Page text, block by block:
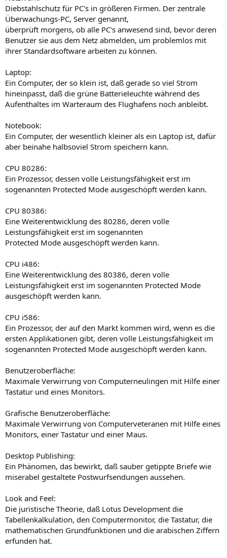
Diebstahlschutz für PC's in größeren Firmen. Der zentrale
Überwachungs-PC, Server genannt,
überprüft morgens, ob alle PC's anwesend sind, bevor deren
Benutzer sie aus dem Netz abmelden, um problemlos mit
ihrer Standardsoftware arbeiten zu können.
Laptop:
Ein Computer, der so klein ist, daß gerade so viel Strom
hineinpasst, daß die grüne Batterieleuchte während des
Aufenthaltes im Warteraum des Flughafens noch anbleibt.
Notebook:
Ein Computer, der wesentlich kleiner als ein Laptop ist, dafür
aber beinahe halbsoviel Strom speichern kann.
CPU 80286:
Ein Prozessor, dessen volle Leistungsfähigkeit erst im
sogenannten Protected Mode ausgeschöpft werden kann.
CPU 80386:
Eine Weiterentwicklung des 80286, deren volle
Leistungsfähigkeit erst im sogenannten
Protected Mode ausgeschöpft werden kann.
CPU i486:
Eine Weiterentwicklung des 80386, deren volle
Leistungsfähigkeit erst im sogenannten Protected Mode
ausgeschöpft werden kann.
CPU i586:
Ein Prozessor, der auf den Markt kommen wird, wenn es die
ersten Applikationen gibt, deren volle Leistungsfähigkeit im
sogenannten Protected Mode ausgeschöpft werden kann.
Benutzeroberfläche:
Maximale Verwirrung von Computerneulingen mit Hilfe einer
Tastatur und eines Monitors.
Grafische Benutzeroberfläche:
Maximale Verwirrung von Computerveteranen mit Hilfe eines
Monitors, einer Tastatur und einer Maus.
Desktop Publishing:
Ein Phänomen, das bewirkt, daß sauber getippte Briefe wie
miserabel gestaltete Postwurfsendungen aussehen.
Look and Feel:
Die juristische Theorie, daß Lotus Development die
Tabellenkalkulation, den Computermonitor, die Tastatur, die
mathematischen Grundfunktionen und die arabischen Ziffern
erfunden hat.